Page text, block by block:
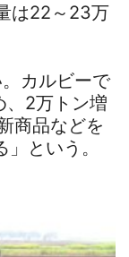
は22～23万
カルビーで
、2万トン増
商品などを
という。